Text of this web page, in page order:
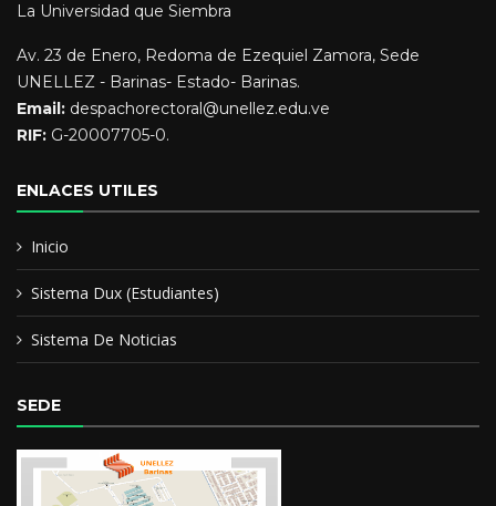
LCDO EN EDUCACION MENCION DOCENCIA AGROPECUARIO
UNESR
POSGRADO EN PLANIFICACION Y EVALUACION DE LA
EDUCACION USM
La Universidad que Siembra
Av. 23 de Enero, Redoma de Ezequiel Zamora, Sede
UNELLEZ - Barinas- Estado- Barinas.
Email: despachorectoral@unellez.edu.ve
RIF: G-20007705-0.
ENLACES UTILES
Inicio
Sistema Dux (Estudiantes)
Sistema De Noticias
SEDE